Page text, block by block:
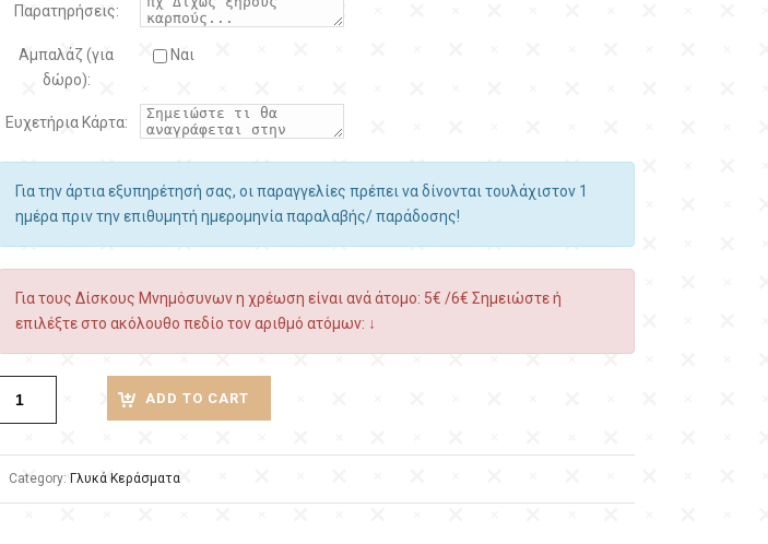
Παρατηρήσεις:
Αμπαλάζ (για
δώρο):
Ναι
Ευχετήρια Κάρτα:
Για την άρτια εξυπηρέτησή σας, οι παραγγελίες πρέπει να δίνονται τουλάχιστον 1
ημέρα πριν την επιθυμητή ημερομηνία παραλαβής/ παράδοσης!
Για τους Δίσκους Μνημόσυνων η χρέωση είναι ανά άτομο: 5€ /6€ Σημειώστε ή
επιλέξτε στο ακόλουθο πεδίο τον αριθμό ατόμων: ↓
ADD TO CART
Category: Γλυκά Κεράσματα